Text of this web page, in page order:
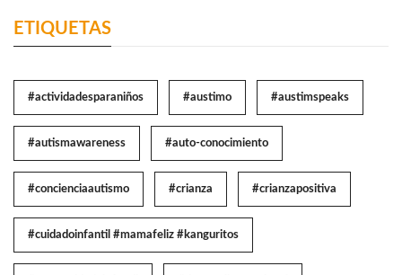
ETIQUETAS
#actividadesparaniños #austimo #austimspeaks
#autismawareness #auto-conocimiento
#concienciaautismo #crianza #crianzapositiva
#cuidadoinfantil #mamafeliz #kanguritos